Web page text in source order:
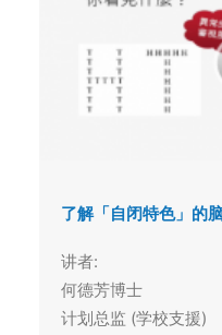
了解「自闭特色」的
讲者:
何德芳博士
计划总监 (学校支援)